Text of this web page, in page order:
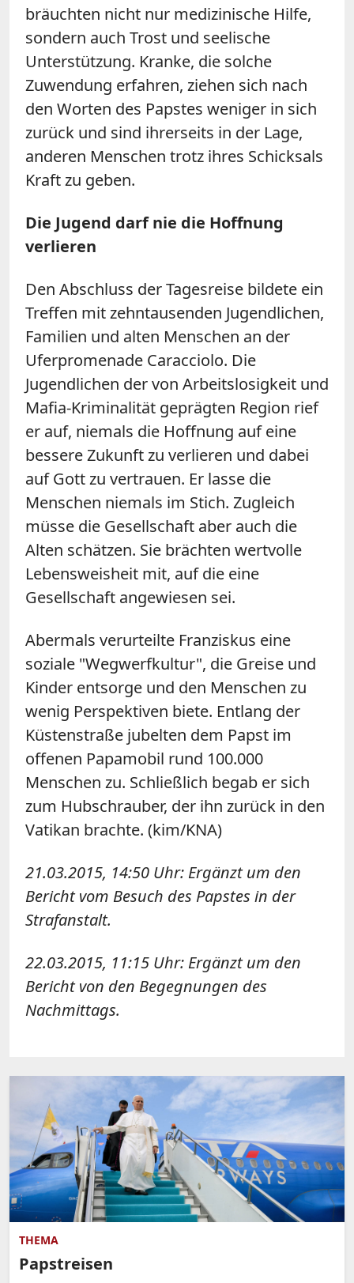
bräuchten nicht nur medizinische Hilfe,
sondern auch Trost und seelische
Unterstützung. Kranke, die solche
Zuwendung erfahren, ziehen sich nach
den Worten des Papstes weniger in sich
zurück und sind ihrerseits in der Lage,
anderen Menschen trotz ihres Schicksals
Kraft zu geben.
Die Jugend darf nie die Hoffnung
verlieren
Den Abschluss der Tagesreise bildete ein
Treffen mit zehntausenden Jugendlichen,
Familien und alten Menschen an der
Uferpromenade Caracciolo. Die
Jugendlichen der von Arbeitslosigkeit und
Mafia-Kriminalität geprägten Region rief
er auf, niemals die Hoffnung auf eine
bessere Zukunft zu verlieren und dabei
auf Gott zu vertrauen. Er lasse die
Menschen niemals im Stich. Zugleich
müsse die Gesellschaft aber auch die
Alten schätzen. Sie brächten wertvolle
Lebensweisheit mit, auf die eine
Gesellschaft angewiesen sei.
Abermals verurteilte Franziskus eine
soziale "Wegwerfkultur", die Greise und
Kinder entsorge und den Menschen zu
wenig Perspektiven biete. Entlang der
Küstenstraße jubelten dem Papst im
offenen Papamobil rund 100.000
Menschen zu. Schließlich begab er sich
zum Hubschrauber, der ihn zurück in den
Vatikan brachte. (kim/KNA)
21.03.2015, 14:50 Uhr: Ergänzt um den
Bericht vom Besuch des Papstes in der
Strafanstalt.
22.03.2015, 11:15 Uhr: Ergänzt um den
Bericht von den Begegnungen des
Nachmittags.
THEMA
Papstreisen